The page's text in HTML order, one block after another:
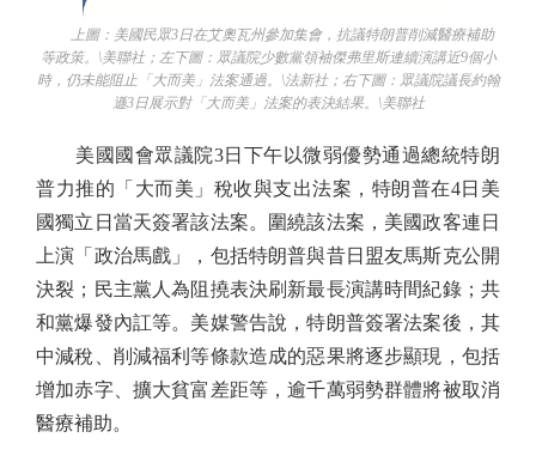
上圖：美國民眾3日在艾奧瓦州參加集會，抗議特朗普削減醫療補助
等政策。\美聯社；左下圖：眾議院少數黨領袖傑弗里斯連續演講近9個小
時，仍未能阻止「大而美」法案通過。\法新社；右下圖：眾議院議長約翰
遜3日展示對「大而美」法案的表決結果。\美聯社
美國國會眾議院3日下午以微弱優勢通過總統特朗
普力推的「大而美」稅收與支出法案，特朗普在4日美
國獨立日當天簽署該法案。圍繞該法案，美國政客連日
上演「政治馬戲」，包括特朗普與昔日盟友馬斯克公開
決裂；民主黨人為阻撓表決刷新最長演講時間紀錄；共
和黨爆發內訌等。美媒警告說，特朗普簽署法案後，其
中減稅、削減福利等條款造成的惡果將逐步顯現，包括
增加赤字、擴大貧富差距等，逾千萬弱勢群體將被取消
醫療補助。